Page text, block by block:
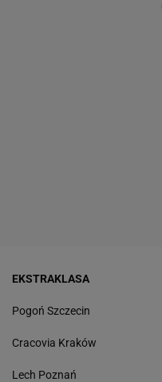
EKSTRAKLASA
Pogoń Szczecin
Cracovia Kraków
Lech Poznań